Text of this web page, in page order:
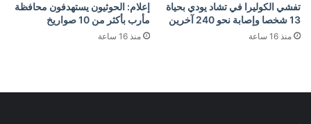
تفشي الكوليرا في تشاد يودي بحياة
13 شخصا وإصابة نحو 240 آخرين
منذ 16 ساعة
إعلام: الحوثيون يستهدفون محافظة
مأرب بأكثر من 10 صواريخ
منذ 16 ساعة